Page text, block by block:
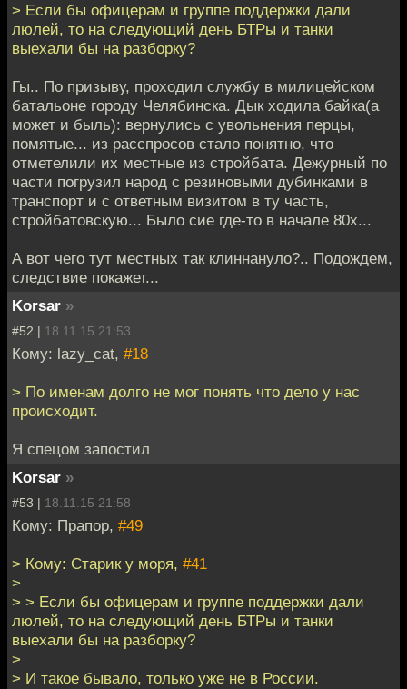
> Если бы офицерам и группе поддержки дали
люлей, то на следующий день БТРы и танки
выехали бы на разборку?
Гы.. По призыву, проходил службу в милицейском
батальоне городу Челябинска. Дык ходила байка(а
может и быль): вернулись с увольнения перцы,
помятые... из расспросов стало понятно, что
отметелили их местные из стройбата. Дежурный по
части погрузил народ с резиновыми дубинками в
транспорт и с ответным визитом в ту часть,
стройбатовскую... Было сие где-то в начале 80х...
А вот чего тут местных так клиннануло?.. Подождем,
следствие покажет...
Korsar »
#52 | 18.11.15 21:53
Кому: lazy_cat, #18
> По именам долго не мог понять что дело у нас
происходит.
Я спецом запостил
Korsar »
#53 | 18.11.15 21:58
Кому: Прапор, #49
> Кому: Старик у моря, #41
>
> > Если бы офицерам и группе поддержки дали
люлей, то на следующий день БТРы и танки
выехали бы на разборку?
>
> И такое бывало, только уже не в России.